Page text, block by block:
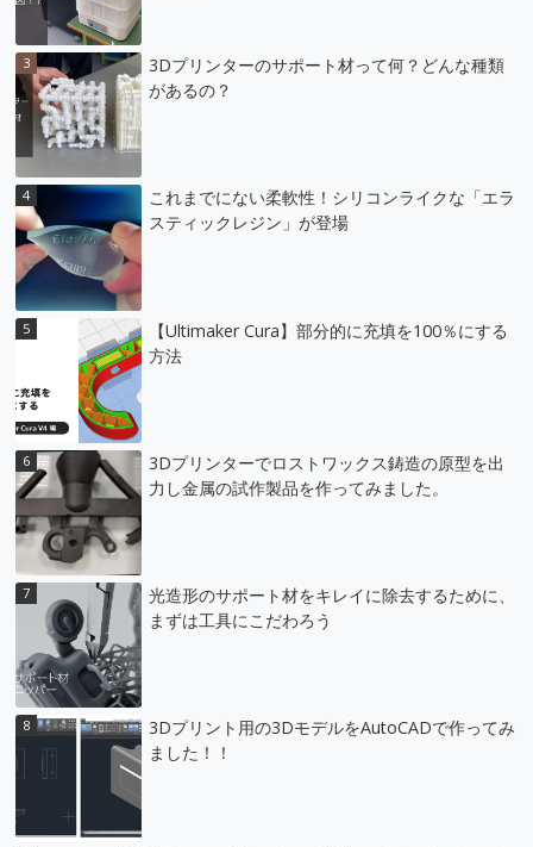
3Dプリンターのサポート材って何？どんな種類
があるの？
これまでにない柔軟性！シリコンライクな「エラ
スティックレジン」が登場
【Ultimaker Cura】部分的に充填を100％にする
方法
3Dプリンターでロストワックス鋳造の原型を出
力し金属の試作製品を作ってみました。
光造形のサポート材をキレイに除去するために、
まずは工具にこだわろう
3Dプリント用の3DモデルをAutoCADで作ってみ
ました！！